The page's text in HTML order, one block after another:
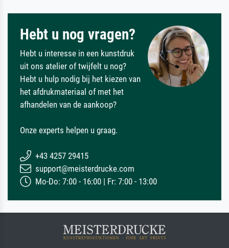
Hebt u nog vragen?
Hebt u interesse in een kunstdruk
uit ons atelier of twijfelt u nog?
Hebt u hulp nodig bij het kiezen van
het afdrukmateriaal of met het
afhandelen van de aankoop?
Onze experts helpen u graag.
+43 4257 29415
support@meisterdrucke.com
Mo-Do: 7:00 - 16:00 | Fr: 7:00 - 13:00